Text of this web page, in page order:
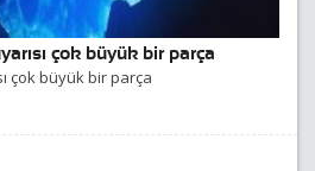
çok büyük bir parça
çok büyük bir parça